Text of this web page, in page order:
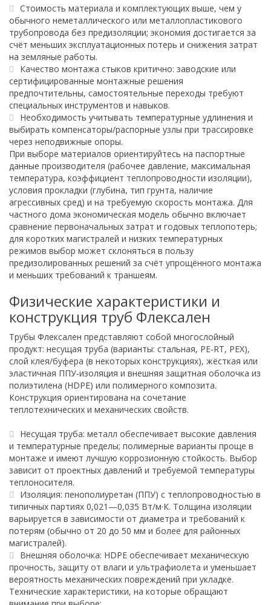
Стоимость материала и комплектующих выше, чем у
обычного неметаллического или металлопластикового
трубопровода без предизоляции; экономия достигается за
счёт меньших эксплуатационных потерь и снижения затрат
на земляные работы.
Качество монтажа стыков критично: заводские или
сертифицированные монтажные решения
предпочтительны, самостоятельные переходы требуют
специальных инструментов и навыков.
Необходимость учитывать температурные удлинения и
выбирать компенсаторы/распорные узлы при трассировке
через неподвижные опоры.
При выборе материалов ориентируйтесь на паспортные
данные производителя (рабочее давление, максимальная
температура, коэффициент теплопроводности изоляции),
условия прокладки (глубина, тип грунта, наличие
агрессивных сред) и на требуемую скорость монтажа. Для
частного дома экономическая модель обычно включает
сравнение первоначальных затрат и годовых теплопотерь;
для коротких магистралей и низких температурных
режимов выбор может склоняться в пользу
предизолированных решений за счёт упрощённого монтажа
и меньших требований к траншеям.
Физические характеристики и
конструкция труб Флексален
Трубы Флексален представляют собой многослойный
продукт: несущая труба (варианты: стальная, PE‑RT, PEX),
слой клея/буфера (в некоторых конструкциях), жёсткая или
эластичная ППУ‑изоляция и внешняя защитная оболочка из
полиэтилена (HDPE) или полимерного композита.
Конструкция ориентирована на сочетание
теплотехнических и механических свойств.
Несущая труба: металл обеспечивает высокие давления
и температурные пределы; полимерные варианты проще в
монтаже и имеют лучшую коррозионную стойкость. Выбор
зависит от проектных давлений и требуемой температуры
теплоносителя.
Изоляция: пенополиуретан (ППУ) с теплопроводностью в
типичных партиях 0,021—0,035 Вт/м·К. Толщина изоляции
варьируется в зависимости от диаметра и требований к
потерям (обычно от 20 до 50 мм и более для районных
магистралей).
Внешняя оболочка: HDPE обеспечивает механическую
прочность, защиту от влаги и ультрафиолета и уменьшает
вероятность механических повреждений при укладке.
Технические характеристики, на которые обращают